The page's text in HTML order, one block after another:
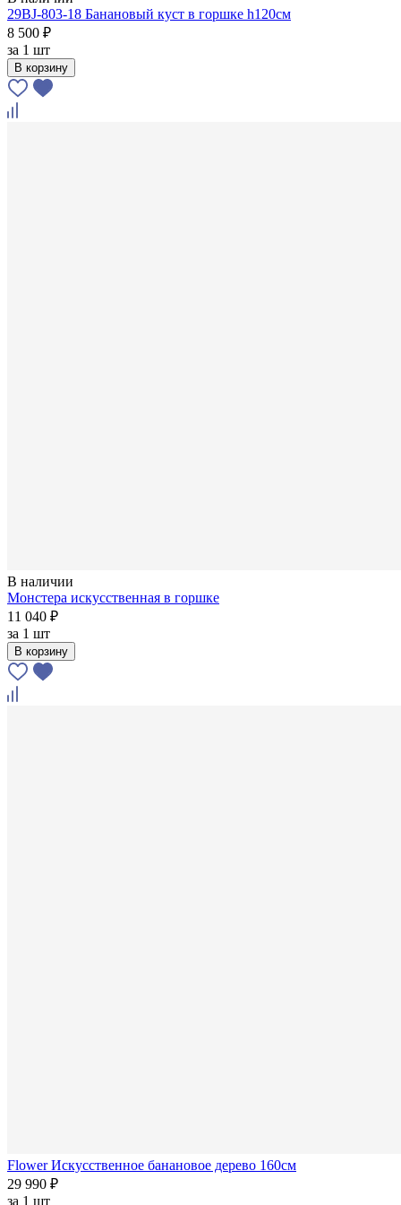
29BJ-803-18 Банановый куст в горшке h120см
8 500 ₽
за 1 шт
В корзину
В наличии
Монстера искусственная в горшке
11 040 ₽
за 1 шт
В корзину
Flower Искусственное банановое дерево 160см
29 990 ₽
за 1 шт